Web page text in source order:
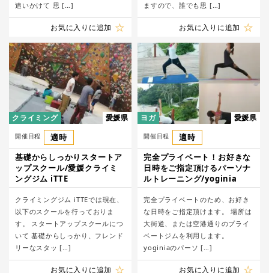
追いかけて 思 […]
お気に入りに追加
ますので、誰でも思 […]
お気に入りに追加
クライミング 愛媛県
開催日程
適時
基礎からしっかりスタートア
ップスクール/愛媛クライミ
ングジム iTTE
クライミングジム iTTEでは現在、
以下のスクールを行っておりま
す。 スタートアップスクールにつ
いて 基礎からしっかり、フレンド
リーなスタッ […]
お気に入りに追加
ヨガ 愛媛県
開催日程
適時
完全プライベート！お好きな
日時をご指定頂けるパーソナ
ルトレーニング/yoginia
完全プライベートのため、お好き
な日時をご指定頂けます。 場所は
大街道、または空港通りのプライ
ベートジムを利用します。
yoginiaのパーソ […]
お気に入りに追加